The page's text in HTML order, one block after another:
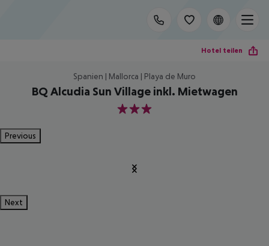
Hotel teilen
Spanien | Mallorca | Playa de Muro
BQ Alcudia Sun Village inkl. Mietwagen
3
Previous
Next